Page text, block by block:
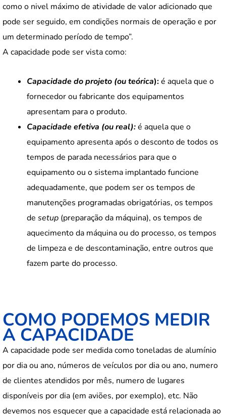
como o nivel máximo de atividade de valor adicionado que
pode ser seguido, em condições normais de operação e por
um determinado período de tempo”.
A capacidade pode ser vista como:
Capacidade do projeto (ou teórica):é aquela que o
fornecedor ou fabricante dos equipamentos
apresentam para o produto.
Capacidade efetiva (ou real):é aquela que o
equipamento apresenta após o desconto de todos os
tempos de parada necessários para que o
equipamento ou o sistema implantado funcione
adequadamente, que podem ser os tempos de
manutenções programadas obrigatórias, os tempos
de setup (preparação da máquina), os tempos de
aquecimento da máquina ou do processo, os tempos
de limpeza e de descontaminação, entre outros que
fazem parte do processo.
COMO PODEMOS MEDIR
A CAPACIDADE
A capacidade pode ser medida como toneladas de alumínio
por dia ou ano, números de veículos por dia ou ano, numero
de clientes atendidos por mês, numero de lugares
disponíveis por dia (em aviões, por exemplo), etc. Não
devemos nos esquecer que a capacidade está relacionada ao